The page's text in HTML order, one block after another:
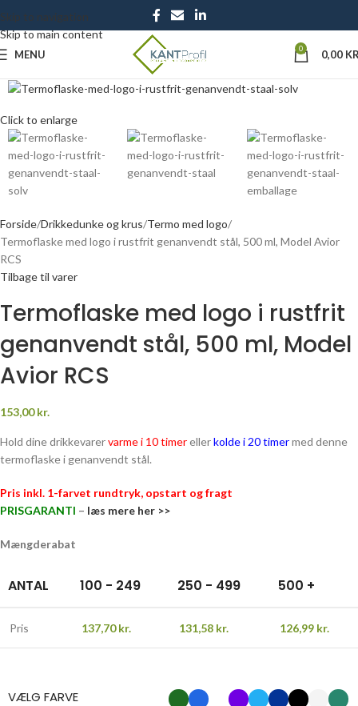
Skip to navigation
Skip to main content
MENU 0 0,00
Click to enlarge
Forside Drikkedunke og krus Termo med logo
Termoflaske med logo i rustfrit genanvendt stål, 500 ml, Model Avior
RCS
Tilbage til varer
Termoflaske med logo i rustfrit
genanvendt stål, 500 ml, Model
Avior RCS
153,00kr.
Hold dine drikkevarervarme i 10 timerellerkolde i 20 timermed denne
termoflaske i genanvendt stål.
Pris inkl. 1-farvet rundtryk, opstart og fragt
PRISGARANTI – læs mere her >>
Mængderabat
ANTAL 100 - 249 250 - 499 500 +
Pris 137,70kr. 131,58 kr. 126,99 kr.
VÆLG FARVE